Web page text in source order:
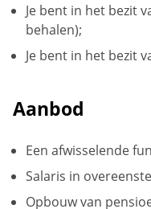
Je bent in het bezit
behalen);
Je bent in het bezit
Aanbod
Een afwisselende
Salaris in
Opbouw van